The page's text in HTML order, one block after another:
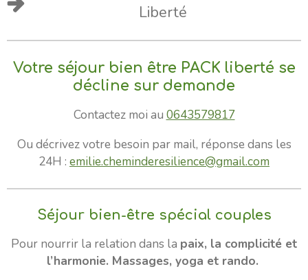
Liberté
Votre séjour bien être PACK liberté se
décline sur demande
Contactez moi au0643579817
Ou décrivez votre besoin par mail, réponse dans les
24H : emilie.cheminderesilience@gmail.com
Séjour bien-être spécial couples
Pour nourrir la relation dans la paix, la complicité et
l’harmonie. Massages, yoga et rando.